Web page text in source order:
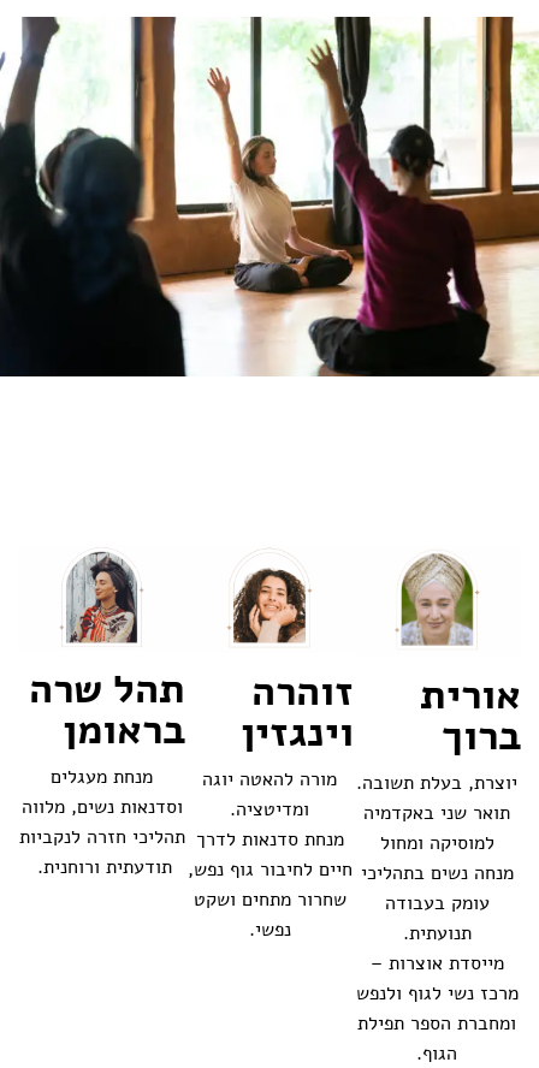
אורית
ברוך
יוצרת, בעלת תשובה.
תואר שני באקדמיה
למוסיקה ומחול
מנחה נשים בתהליכי
עומק בעבודה
תנועתית.
מייסדת אוצרות –
מרכז נשי לגוף ולנפש
ומחברת הספר תפילת
הגוף.
זוהרה
וינגזין
מורה להאטה יוגה
ומדיטציה.
מנחת סדנאות לדרך
חיים לחיבור גוף נפש,
שחרור מתחים ושקט
נפשי.
תהל שרה
בראומן
מנחת מעגלים
וסדנאות נשים, מלווה
תהליכי חזרה לנקביות
תודעתית ורוחנית.